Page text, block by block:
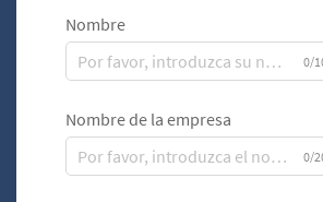
Nombre
0/
Nombre de la empresa
0/